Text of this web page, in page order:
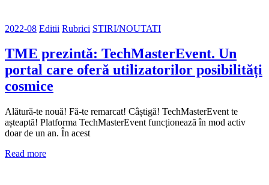
2022-08 Editii Rubrici STIRI/NOUTATI
TME prezintă: TechMasterEvent. Un
portal care oferă utilizatorilor posibilități
cosmice
Alătură-te nouă! Fă-te remarcat! Câștigă! TechMasterEvent te
așteaptă! Platforma TechMasterEvent funcționează în mod activ
doar de un an. În acest
Read more